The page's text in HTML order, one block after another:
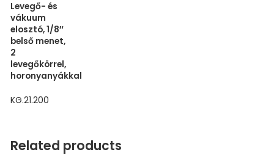
Levegő- és
vákuum
elosztó, 1/8″
belső menet,
2
levegőkörrel,
horonyanyákkal
KG.21.200
Related products